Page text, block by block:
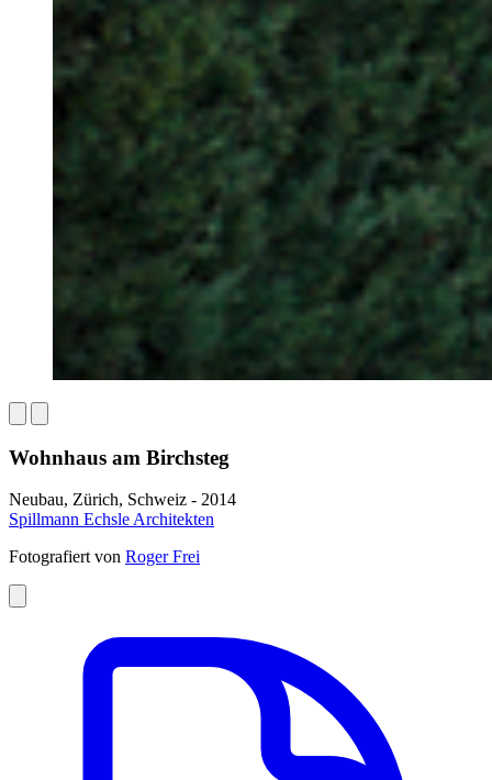
Wohnhaus am Birchsteg
Neubau, Zürich, Schweiz - 2014
Spillmann Echsle Architekten
Fotografiert von Roger Frei